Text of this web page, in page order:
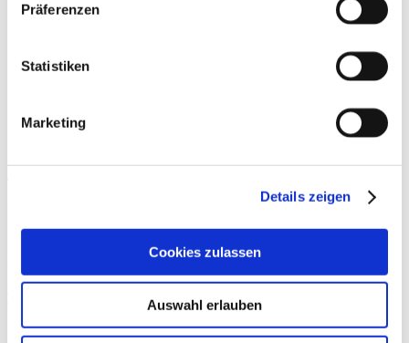
Präferenzen
Statistiken
Marketing
Details zeigen
Cookies zulassen
Auswahl erlauben
Kreuzbandtransplantat
Die Auswahl des Transplantats für die Rekonstruktion des vorderen
Weiterlesen »